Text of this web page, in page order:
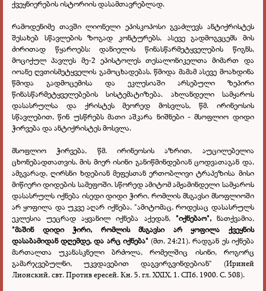
ქვეყნიერების ისტორიის დასამთავრებლად.
რამოდენიმე თავში ლიონელი ეპისკოპოსი გვაძლევს ანტიქრისტეს
შესახებ სწავლების ზოგად კონტურებს, ასევე გადმოგვცემს მის
ძირითად წყაროებს: დანიელის წინასწარმეტყველების წიგნს,
მოციქულ პავლეს მე-2 ეპისტოლეს თესალონიკელთა მიმართ და
იოანე ღვთისმეტყველის გამოცხადებას. წმიდა მამამ ასევე მოახდინა
წმიდა გადმოცემისა და ეკლესიაში არსებული ზეპირი
წინასწარმეტყველებების სისტემატიზება. ახლანდელი სამყაროს
დასასრულსა და ქრისტეს მეორედ მოსვლას, წმ. ირინეოსის
სწავლებით, წინ უსწრებს მათი აშკარა ნიშნები - მსოფლიო დიდი
ჭირვება და ანტიქრისტეს მოსვლა.
მსოფლიო ჭირვება, წმ. ირინეოსის აზრით, აუცილებელია
ცხონებადთათვის. მის მიერ ისინი განიწმინდებიან ცოდვათაგან და,
ამგვარად, ღირსნი ხდებიან მეფესთან ერთობლივი ტრაპეზისა მისი
მიწიერი დიდების სამეფოში. სწორედ ამიტომ ამჟამინდელი სამყაროს
დასასრულს იქნება ისედი დიდი ჭირი, რომლის მსგავსი მსოფლიოში
არ ყოფილა და უკვე აღარ იქნება. "ამიტომაც, როდესაც დასასრულს
ეკლესია უეცრად აყვანილ იქნება აქედან, "იქნებაო", ნათქვამია,
"მაშინ დიდი ჭირი, რომლის მსგავსი არ ყოფილა ქვეყნის
დასაბამიდან დღემდე, და არც იქნება" (მთ. 24:21). რადგან ეს იქნება
მართალთა უკანასკნელი ბრძოლა, რომელშიც ისინი, როგორც
გამარჯვებულნი, უკვდავებით დაგვირგვინდებიან" (Ириней
Лионский, свт. Против ересей. Кн. 5, гл. XXIX, 1. СПб, 1900. С. 508).